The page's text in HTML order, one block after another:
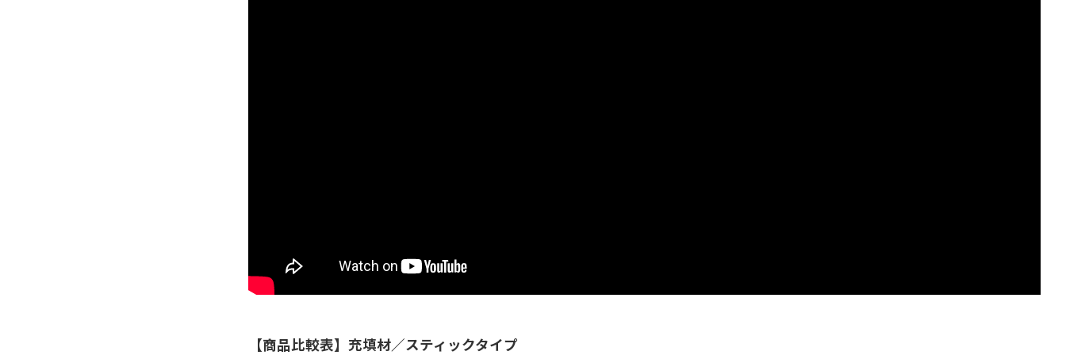
【商品比較表】充填材／スティックタイプ